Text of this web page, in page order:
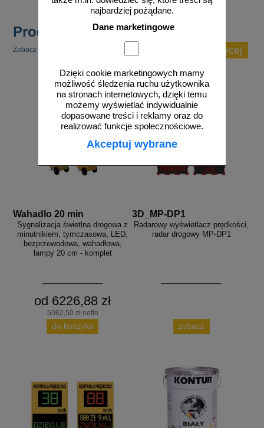
najbardziej pożądane.
Dane marketingowe
Dzięki cookie marketingowych mamy
możliwość śledzenia ruchu użytkownika
na stronach internetowych, dzięki temu
możemy wyświetlać indywidualnie
dopasowane treści i reklamy oraz do
realizować funkcje społecznościowe.
Akceptuj wybrane
Produkty popularne
Zobacz inne popularne produkty w tej kategorii. zobacz więcej
Wahadlo 20 min
Sygnalizacja świetlna drogowa z
minutnikiem, tymczasowa, LED,
bezprzewodowa, wahadłowa,
lampy 20 cm - komplet
od 6226,88 zł
5062,50 zł netto
do koszyka
3D_MP-DP1
Radarowy wyświetlacz prędkości,
radar drogowy MP-DP1
zobacz